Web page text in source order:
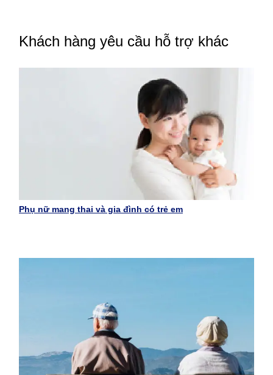
Khách hàng yêu cầu hỗ trợ khác
Phụ nữ mang thai và gia đình có trẻ em